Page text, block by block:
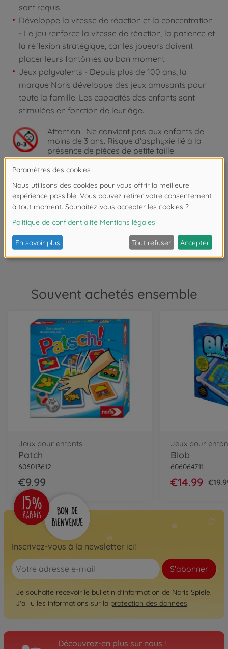
sont requis.
Développe la vitesse de réaction et la concentration
- Le jeu renforce la vitesse de réaction, la patience et
la réflexion stratégique, car les joueurs doivent
placer leurs fantômes au bon moment.
Jeux polyvalents - Depuis plus de 100 ans, la
marque Noris développe des jeux amusants pour
toute la famille. Les capacités des enfants sont
stimulées en fonction de leur âge.
Attention ! Ne convient pas aux enfants de
moins de 3 ans. Risque d'asphyxie lié à la
présence de pièces de petite taille.
Les avis
FAQ
Souvent achetés ensemble
Jeux pour enfants
Patch
606013612
€9.99
Jeux pour
Blob
606064711
€14.99
Inscrivez-vous à la newsletter ici!
S'abonner
Je souhaite recevoir le bulletin d'information de Noris Spiele.
J'ai lu les informations sur la protection des données.
Découvrez-en plus sur nous !